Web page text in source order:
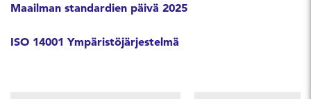
Maailman standardien päivä 2025
ISO 14001 Ympäristöjärjestelmä